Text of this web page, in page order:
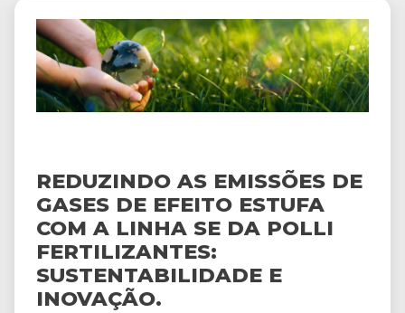
REDUZINDO AS EMISSÕES DE
GASES DE EFEITO ESTUFA
COM A LINHA SE DA POLLI
FERTILIZANTES:
SUSTENTABILIDADE E
INOVAÇÃO.